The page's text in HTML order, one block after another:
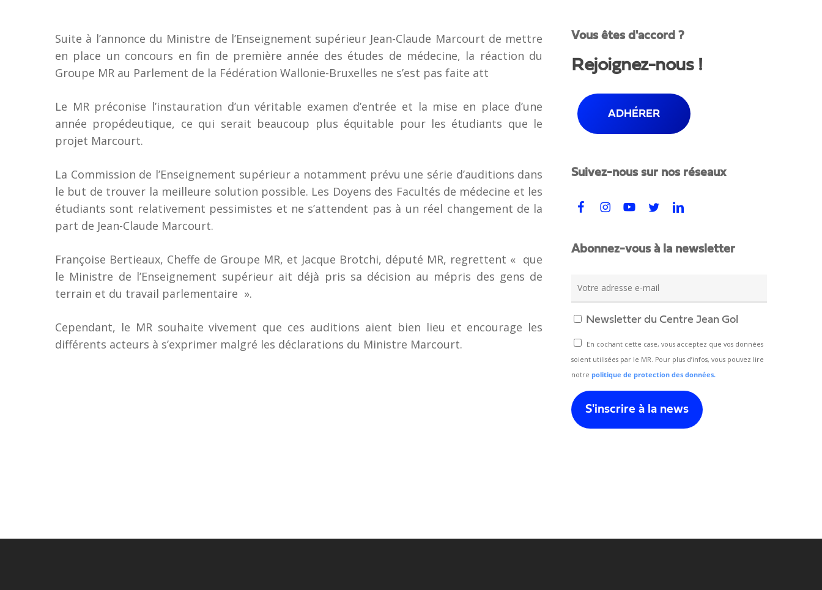
Taper ENTER pour rechercher ou ESC pour fermer
Suite à l’annonce du Ministre de l’Enseignement supérieur Jean-Claude Marcourt de mettre
en place un concours en fin de première année des études de médecine, la réaction du
Groupe MR au Parlement de la Fédération Wallonie-Bruxelles ne s’est pas faite att
Le MR préconise l’instauration d’un véritable examen d’entrée et la mise en place d’une
année propédeutique, ce qui serait beaucoup plus équitable pour les étudiants que le
projet Marcourt.
La Commission de l’Enseignement supérieur a notamment prévu une série d’auditions dans
le but de trouver la meilleure solution possible. Les Doyens des Facultés de médecine et les
étudiants sont relativement pessimistes et ne s’attendent pas à un réel changement de la
part de Jean-Claude Marcourt.
Françoise Bertieaux, Cheffe de Groupe MR, et Jacque Brotchi, député MR, regrettent « que
le Ministre de l’Enseignement supérieur ait déjà pris sa décision au mépris des gens de
terrain et du travail parlementaire ».
Cependant, le MR souhaite vivement que ces auditions aient bien lieu et encourage les
différents acteurs à s’exprimer malgré les déclarations du Ministre Marcourt.
Vous êtes d'accord ?
Rejoignez-nous !
ADHÉRER
Suivez-nous sur nos réseaux
Abonnez-vous à la newsletter
Newsletter du Centre Jean Gol
En cochant cette case, vous acceptez que vos données
soient utilisées par le MR. Pour plus d’infos, vous pouvez lire
notre politique de protection des données.